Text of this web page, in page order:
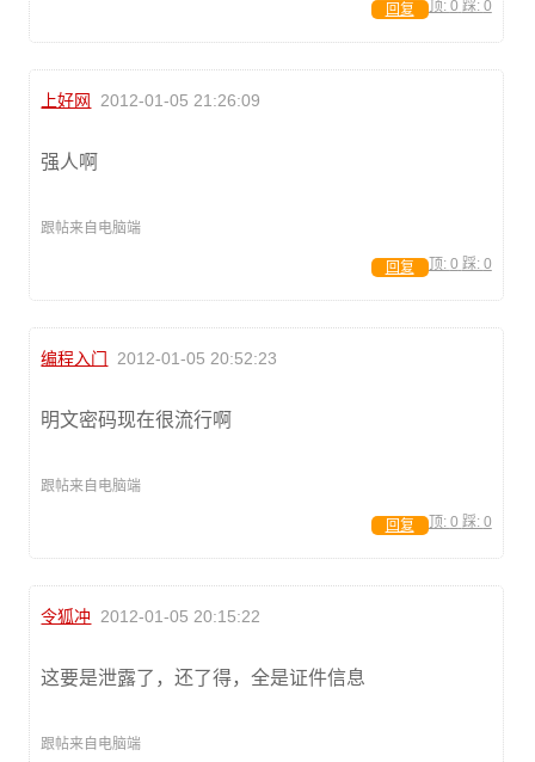
顶: 0 踩: 0
回复
上好网 2012-01-05 21:26:09
强人啊
跟帖来自电脑端
顶: 0 踩: 0
回复
编程入门 2012-01-05 20:52:23
明文密码现在很流行啊
跟帖来自电脑端
顶: 0 踩: 0
回复
令狐冲 2012-01-05 20:15:22
这要是泄露了，还了得，全是证件信息
跟帖来自电脑端